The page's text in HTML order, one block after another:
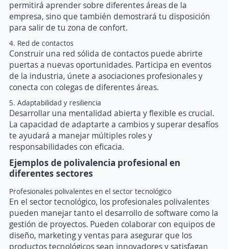
permitirá aprender sobre diferentes áreas de la
empresa, sino que también demostrará tu disposición
para salir de tu zona de confort.
4. Red de contactos
Construir una red sólida de contactos puede abrirte
puertas a nuevas oportunidades. Participa en eventos
de la industria, únete a asociaciones profesionales y
conecta con colegas de diferentes áreas.
5. Adaptabilidad y resiliencia
Desarrollar una mentalidad abierta y flexible es crucial.
La capacidad de adaptarte a cambios y superar desafíos
te ayudará a manejar múltiples roles y
responsabilidades con eficacia.
Ejemplos de polivalencia profesional en
diferentes sectores
Profesionales polivalentes en el sector tecnológico
En el sector tecnológico, los profesionales polivalentes
pueden manejar tanto el desarrollo de software como la
gestión de proyectos. Pueden colaborar con equipos de
diseño, marketing y ventas para asegurar que los
productos tecnológicos sean innovadores y satisfagan